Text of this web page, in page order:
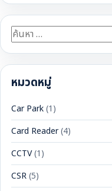
ค้นหา
สำหรับ:
หมวดหมู่
Car Park(1)
Card Reader(4)
CCTV(1)
CSR(5)